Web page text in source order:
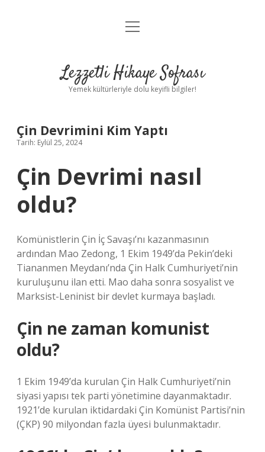
Anasayfa
Yasal Uyarı
menüyü
Lezzetli Hikaye Sofrası
Yemek kültürleriyle dolu keyifli bilgiler!
Çin Devrimini Kim Yaptı
Tarih: Eylül 25, 2024
Çin Devrimi nasıl
oldu?
Komünistlerin Çin İç Savaşı’nı kazanmasının
ardından Mao Zedong, 1 Ekim 1949’da Pekin’deki
Tiananmen Meydanı’nda Çin Halk Cumhuriyeti’nin
kuruluşunu ilan etti. Mao daha sonra sosyalist ve
Marksist-Leninist bir devlet kurmaya başladı.
Çin ne zaman komunist
oldu?
1 Ekim 1949’da kurulan Çin Halk Cumhuriyeti’nin
siyasi yapısı tek parti yönetimine dayanmaktadır.
1921’de kurulan iktidardaki Çin Komünist Partisi’nin
(ÇKP) 90 milyondan fazla üyesi bulunmaktadır.